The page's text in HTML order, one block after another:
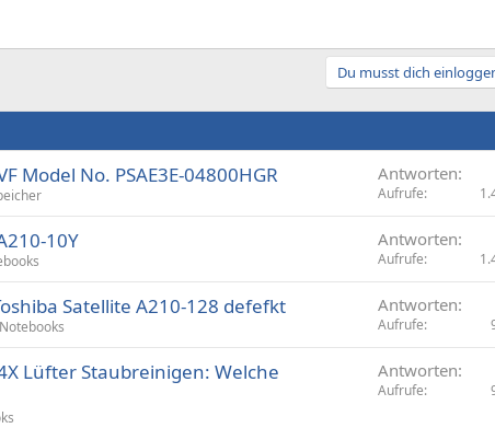
Du musst dich
Model No. PSAE3E-04800HGR Antworten
Aufrufe
10Y Antworten
Aufrufe
Satellite A210-128 defefkt
Notebooks
Antworten
Aufrufe
Lüfter Staubreinigen: Welche
Antworten
Aufrufe